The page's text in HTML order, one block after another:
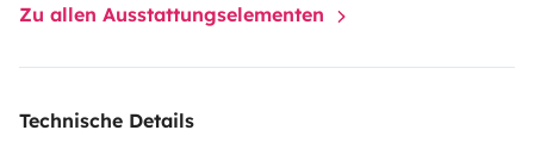
Zu allen Ausstattungselementen
Technische Details